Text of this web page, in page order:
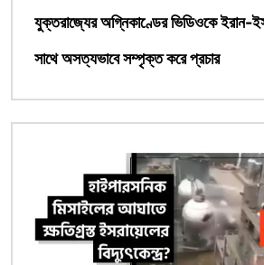
যুক্তরাজ্যের অগ্নিকাণ্ডের ভিডিওকে ইরান-
সাথে অসত্যভাবে সম্পৃক্ত করে প্রচার